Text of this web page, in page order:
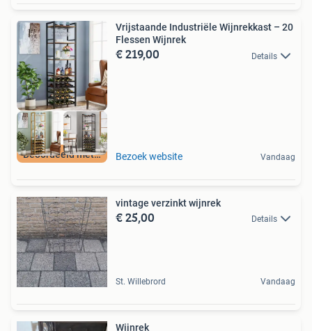
Beoordeeld met 9+
Vrijstaande Industriële Wijnrekkast – 20
Flessen Wijnrek
€ 219,00 Details
Bezoek website Vandaag
vintage verzinkt wijnrek
€ 25,00 Details
St. Willebrord Vandaag
Wijnrek